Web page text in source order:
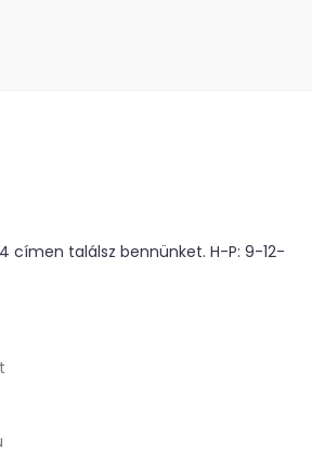
címen találsz bennünket. H-P: 9-12-